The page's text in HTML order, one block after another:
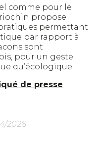
comme pour le
propose
permettant
par rapport à
sont
pour un geste
qu’écologique.
de presse
2026